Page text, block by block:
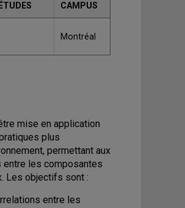
CAMPUS
Montréal
mise en application
plus
permettant aux
entre les composantes
Les objectifs sont :
entre les